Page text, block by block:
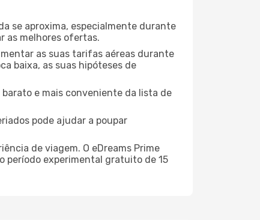
se aproxima, especialmente durante
as melhores ofertas.
as suas tarifas aéreas durante
baixa, as suas hipóteses de
e mais conveniente da lista de
pode ajudar a poupar
de viagem. O eDreams Prime
período experimental gratuito de 15